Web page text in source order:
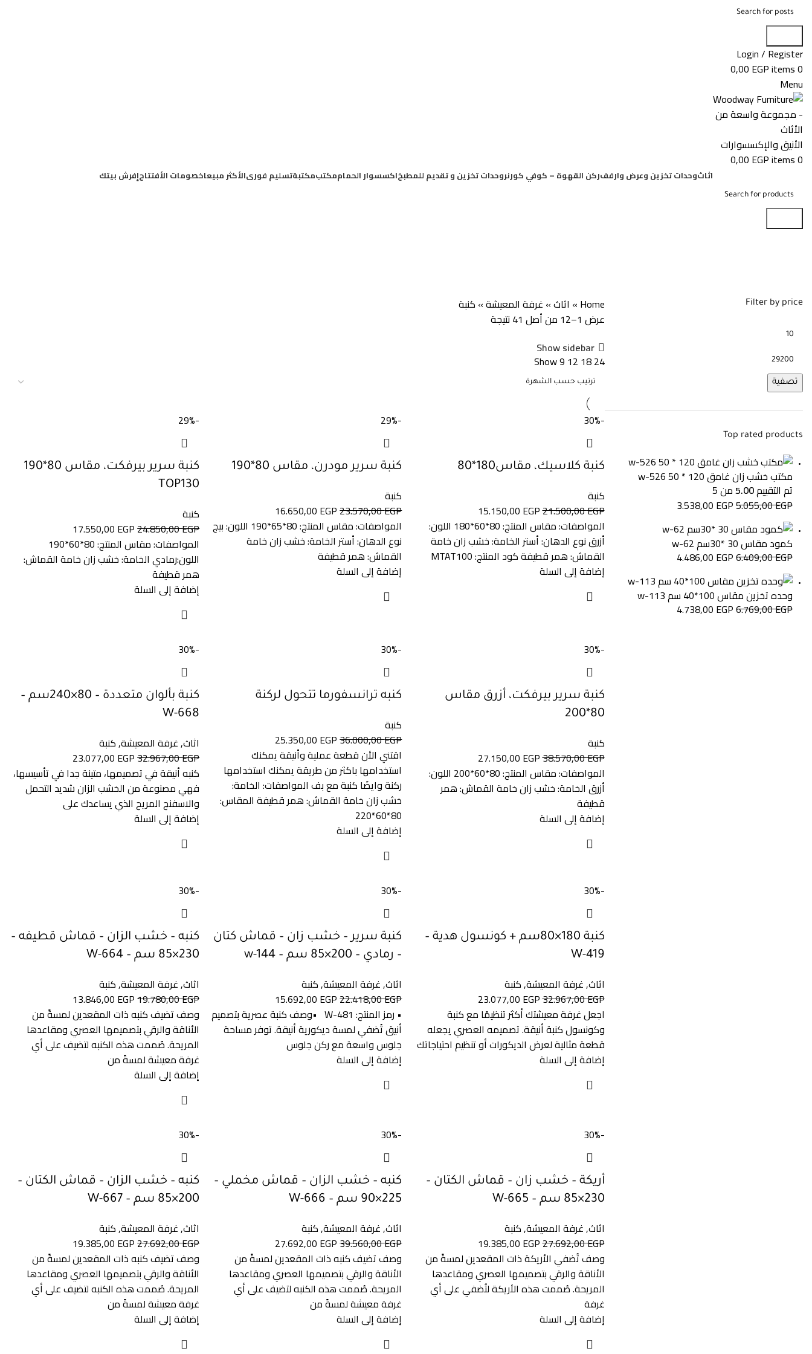
Login / Register
0
items
0,00 EGP
Menu
0
items
0,00 EGP
اثاثوحدات تخزين وعرض وارففركن القهوة – كوفي كورنروحدات تخزين و تقديم للمطبخاكسسوار الحماممكتبمكتبةتسليم فورىالأكثر مبيعاخصومات الأفتتاحإفرش بيتك
Filter by price
تصفية
Top rated products
مكتب خشب زان غامق 120 * 50 w-526
تم التقييم5.00من 5
5.055,00EGP
3.538,00 EGP
كمود مقاس 30 *30سم w-62
6.409,00EGP
4.486,00 EGP
وحده تخزين مقاس 100*40 سم w-113
6.769,00EGP
4.738,00 EGP
Home
» اثاث» غرفة المعيشة» كنبة
عرض 1–12 من أصل 41 نتيجة
Show sidebar
Show9 12 1824
-30%
كنبة كلاسيك، مقاس180*80
كنبة
21.500,00EGP
15.150,00 EGP
المواصفات: مقاس المنتج: 80*60*180 اللون:
أزرق نوع الدهان: أستر الخامة: خشب زان خامة
القماش: همر قطيفة كود المنتج: MTAT100
إضافة إلى السلة
-29%
كنبة سرير مودرن، مقاس 80*190
كنبة
23.570,00EGP
16.650,00 EGP
المواصفات: مقاس المنتج: 80*65*190 اللون: بيج
نوع الدهان: أستر الخامة: خشب زان خامة
القماش: همر قطيفة
إضافة إلى السلة
-29%
كنبة سرير بيرفكت، مقاس 80*190
TOP130
كنبة
24.850,00EGP
17.550,00 EGP
المواصفات: مقاس المنتج: 80*60*190
اللون:رمادي الخامة: خشب زان خامة القماش:
همر قطيفة
إضافة إلى السلة
-30%
كنبة سرير بيرفكت، أزرق مقاس
80*200
كنبة
38.570,00EGP
27.150,00 EGP
المواصفات: مقاس المنتج: 80*60*200 اللون:
أزرق الخامة: خشب زان خامة القماش: همر
قطيفة
إضافة إلى السلة
-30%
كنبه ترانسفورما تتحول لركنة
كنبة
36.000,00EGP
25.350,00 EGP
اقتني الأن قطعة عملية وأنيقة يمكنك
استخدامها باكثر من طريقة يمكنك استخدامها
ركنة وايضَا كنبة مع بف المواصفات: الخامة:
خشب زان خامة القماش: همر قطيفة المقاس:
80*60*220
إضافة إلى السلة
-30%
كنبة بألوان متعددة – 80×240سم –
W-668
اثاث,غرفة المعيشة,كنبة
32.967,00EGP
23.077,00 EGP
كنبه أنيقة في تصميمها، متينة جدا في تأسيسها،
فهي مصنوعة من الخشب الزان شديد التحمل
والاسفنج المريح الذي يساعدك على
إضافة إلى السلة
-30%
كنبة 180×80سم + كونسول هدية –
W-419
اثاث,غرفة المعيشة,كنبة
32.967,00EGP
23.077,00 EGP
اجعل غرفة معيشتك أكثر تنظيمًا مع كنبة
وكونسول كنبة أنيقة. تصميمه العصري يجعله
قطعة مثالية لعرض الديكورات أو تنظيم احتياجاتك
إضافة إلى السلة
-30%
كنبة سرير – خشب زان – قماش كتان
– رمادي – 200×85 سم – w-144
اثاث,غرفة المعيشة,كنبة
22.418,00EGP
15.692,00 EGP
• رمز المنتج: W-481 •وصف كنبة عصرية بتصميم
أنيق تُضفي لمسة ديكورية أنيقة. توفر مساحة
جلوس واسعة مع ركن جلوس
إضافة إلى السلة
-30%
كنبه – خشب الزان – قماش قطيفه –
230×85 سم – W-664
اثاث,غرفة المعيشة,كنبة
19.780,00EGP
13.846,00 EGP
وصف تضيف كنبه ذات المقعدين لمسةً من
الأناقة والرقي بتصميمها العصري ومقاعدها
المريحة. صُممت هذه الكنبه لتضيف على أي
غرفة معيشة لمسةً من
إضافة إلى السلة
-30%
أريكة – خشب زان – قماش الكتان –
230×85 سم – W-665
اثاث,غرفة المعيشة,كنبة
27.692,00EGP
19.385,00 EGP
وصف تُضفي الأريكة ذات المقعدين لمسةً من
الأناقة والرقي بتصميمها العصري ومقاعدها
المريحة. صُممت هذه الأريكة لتُضفي على أي
غرفة
إضافة إلى السلة
-30%
كنبه – خشب الزان – قماش مخملي –
225×90 سم – W-666
اثاث,غرفة المعيشة,كنبة
39.560,00EGP
27.692,00 EGP
وصف تضيف كنبه ذات المقعدين لمسةً من
الأناقة والرقي بتصميمها العصري ومقاعدها
المريحة. صُممت هذه الكنبه لتضيف على أي
غرفة معيشة لمسةً من
إضافة إلى السلة
-30%
كنبه – خشب الزان – قماش الكتان –
200×85 سم – W-667
اثاث,غرفة المعيشة,كنبة
27.692,00EGP
19.385,00 EGP
وصف تضيف كنبه ذات المقعدين لمسةً من
الأناقة والرقي بتصميمها العصري ومقاعدها
المريحة. صُممت هذه الكنبه لتضيف على أي
غرفة معيشة لمسةً من
إضافة إلى السلة